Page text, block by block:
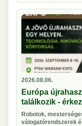
2026.08.06.
Európa
találkozik -
Robotok,
válogatórendszerek